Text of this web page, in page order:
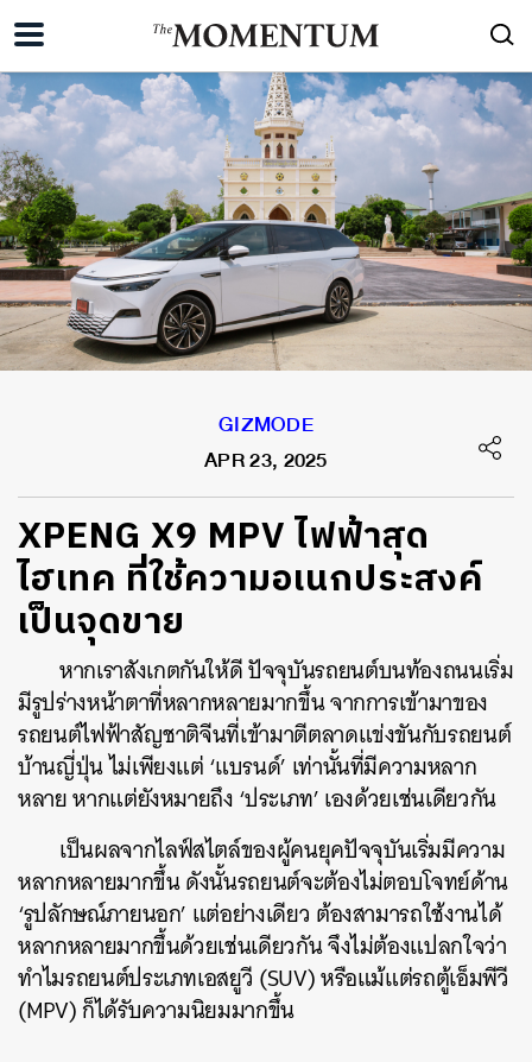
GIZMODE
APR 23, 2025
XPENG X9 MPV ไฟฟ้าสุด
ไฮเทค ที่ใช้ความอเนกประสงค์
เป็นจุดขาย
หากเราสังเกตกันให้ดี ปัจจุบันรถยนต์บนท้องถนนเริ่ม
มีรูปร่างหน้าตาที่หลากหลายมากขึ้น จากการเข้ามาของ
รถยนต์ไฟฟ้าสัญชาติจีนที่เข้ามาตีตลาดแข่งขันกับรถยนต์
บ้านญี่ปุ่น ไม่เพียงแต่ ‘แบรนด์’ เท่านั้นที่มีความหลาก
หลาย หากแต่ยังหมายถึง ‘ประเภท’ เองด้วยเช่นเดียวกัน
เป็นผลจากไลฟ์สไตล์ของผู้คนยุคปัจจุบันเริ่มมีความ
หลากหลายมากขึ้น ดังนั้นรถยนต์จะต้องไม่ตอบโจทย์ด้าน
‘รูปลักษณ์ภายนอก’ แต่อย่างเดียว ต้องสามารถใช้งานได้
หลากหลายมากขึ้นด้วยเช่นเดียวกัน จึงไม่ต้องแปลกใจว่า
ทำไมรถยนต์ประเภทเอสยูวี (SUV) หรือแม้แต่รถตู้เอ็มพีวี
(MPV) ก็ได้รับความนิยมมากขึ้น